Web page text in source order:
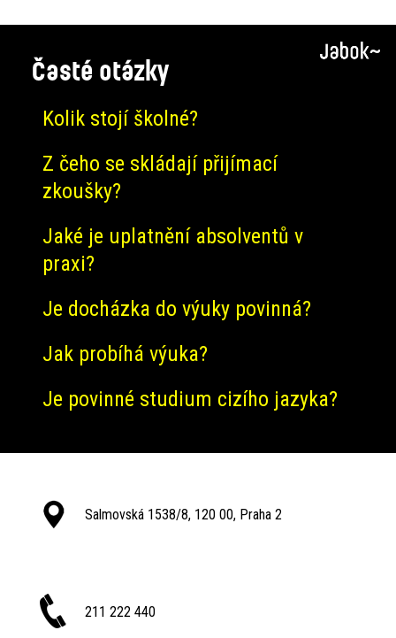
Časté otázky
Kolik stojí školné?
Z čeho se skládají přijímací
zkoušky?
Jaké je uplatnění absolventů v
praxi?
Je docházka do výuky povinná?
Jak probíhá výuka?
Je povinné studium cizího jazyka?
Salmovská 1538/8, 120 00, Praha 2
211 222 440